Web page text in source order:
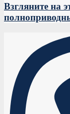
Взгляните на